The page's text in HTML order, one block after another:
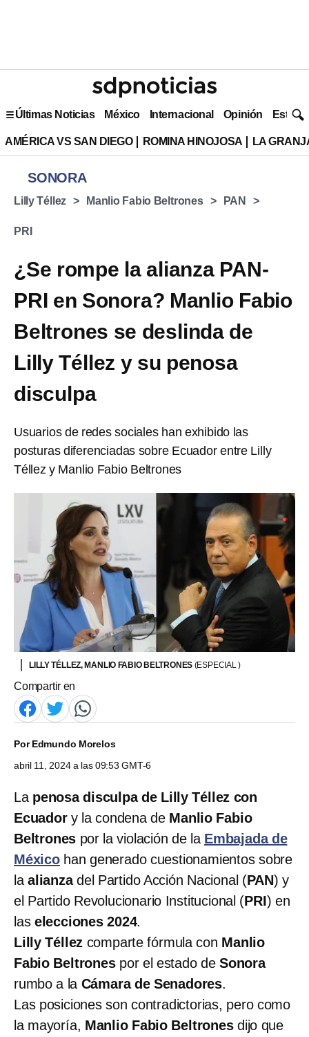
Últimas Noticias México Internacional Opinión Estilo
AMÉRICA VS SAN DIEGO ROMINA HINOJOSA LA
SONORA
Lilly Téllez Manlio Fabio Beltrones PAN
PRI
¿Se rompe la alianza PAN-
PRI en Sonora? Manlio Fabio
Beltrones se deslinda de
Lilly Téllez y su penosa
disculpa
Usuarios de redes sociales han exhibido las
posturas diferenciadas sobre Ecuador entre Lilly
Téllez y Manlio Fabio Beltrones
LILLY TÉLLEZ, MANLIO FABIO BELTRONES (ESPECIAL )
Compartir en
PorEdmundo Morelos
abril 11, 2024 a las 09:53 GMT-6
La penosa disculpa de Lilly Téllez con
Ecuadory la condena de Manlio Fabio
Beltrones por la violación de la Embajada de
Méxicohan generado cuestionamientos sobre
la alianzadel Partido Acción Nacional (PAN) y
el Partido Revolucionario Institucional (PRI) en
las elecciones 2024.
Lilly Téllez comparte fórmula con Manlio
Fabio Beltrones por el estado deSonora
rumbo a la Cámara de Senadores.
Las posiciones son contradictorias, pero como
la mayoría, Manlio Fabio Beltronesdijo que